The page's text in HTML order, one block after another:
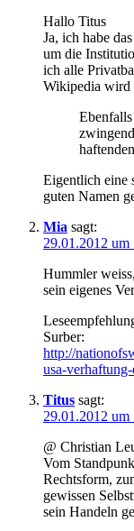
Hallo Titus
Ja, ich habe
um die
ich alle
Wikipedia wird
Eigentlich eine
guten Namen
Mia sagt:
29.01.2012
Hummler
sein eigenes
Surber:
http://
usa-
Titus sagt:
29.01.2012
@ Christian
Vom
Rechtsform,
gewissen
sein Handeln